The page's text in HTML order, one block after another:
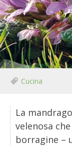
PRODOTTI
FARFALLE
PICCOLO
STORIE DEI
CONSERVE
Cucina
La
velenosa
borragine –